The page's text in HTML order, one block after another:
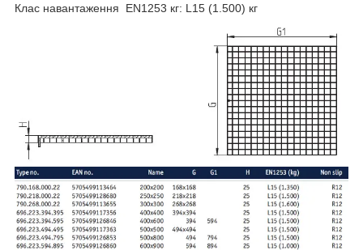
Клас навантаження EN1253 кг: L15 (1.500) кг